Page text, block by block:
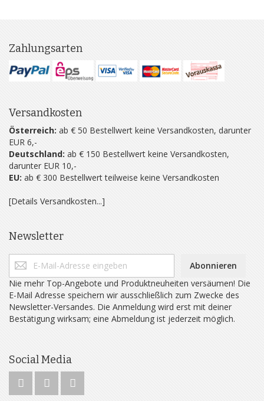
Zahlungsarten
Versandkosten
Österreich: ab € 50 Bestellwert keine Versandkosten, darunter
EUR 6,-
Deutschland: ab € 150 Bestellwert keine Versandkosten,
darunter EUR 10,-
EU: ab € 300 Bestellwert teilweise keine Versandkosten
[Details Versandkosten...]
Newsletter
Abonnieren
Nie mehr Top-Angebote und Produktneuheiten versäumen! Die
E-Mail Adresse speichern wir ausschließlich zum Zwecke des
Newsletter-Versandes. Die Anmeldung wird erst mit deiner
Bestätigung wirksam; eine Abmeldung ist jederzeit möglich.
Social Media